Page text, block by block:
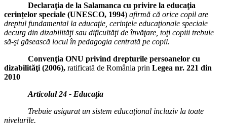
Declaraţia de la Salamanca cu privire la educaţia
cerințelor speciale (UNESCO, 1994) afirmă că orice copil are
dreptul fundamental la educaţie, cerinţele educaţionale speciale
decurg din dizabilităţi sau dificultăţi de învăţare, toţi copiii trebuie
să‑şi găsească locul în pedagogia centrată pe copil.
Convenţia ONU privind drepturile persoanelor cu
dizabilităţi (2006), ratificată de România prin Legea nr. 221 din
2010
Articolul 24 - Educația
Trebuie asigurat un sistem educaţional incluziv la toate
nivelurile.